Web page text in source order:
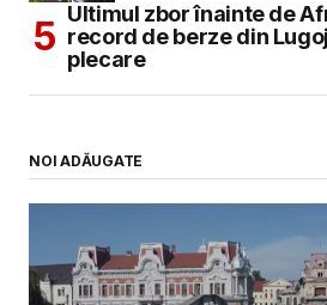
Ultimul zbor înainte de
record de berze din
plecare
NOI ADĂUGATE